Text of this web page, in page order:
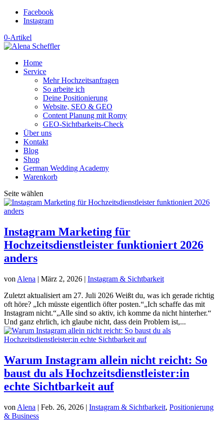
Facebook
Instagram
0-Artikel
Home
Service
Mehr Hochzeitsanfragen
So arbeite ich
Deine Positionierung
Website, SEO & GEO
Content Planung mit Romy
GEO-Sichtbarkeits-Check
Über uns
Kontakt
Blog
Shop
German Wedding Academy
Warenkorb
Seite wählen
Instagram Marketing für
Hochzeitsdienstleister funktioniert 2026
anders
von Alena | März 2, 2026 | Instagram & Sichtbarkeit
Zuletzt aktualisiert am 27. Juli 2026 Weißt du, was ich gerade richtig
oft höre? „Ich müsste eigentlich öfter posten.“„Ich schaffe das mit
Instagram nicht.“„Alle sind so aktiv, ich komme da nicht hinterher.“
Und ganz ehrlich, ich glaube nicht, dass dein Problem ist,...
Warum Instagram allein nicht reicht: So
baust du als Hochzeitsdienstleister:in
echte Sichtbarkeit auf
von Alena | Feb. 26, 2026 | Instagram & Sichtbarkeit, Positionierung
& Business